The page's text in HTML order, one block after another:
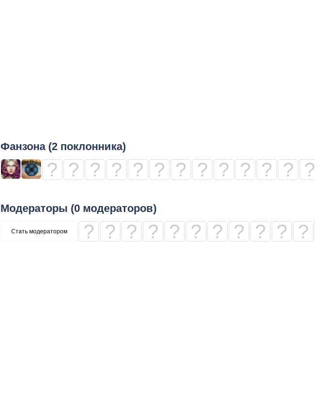
Фанзона (2 поклонника)
? ? ? ? ? ? ? ? ? ? ? ? ?
Модераторы (0 модераторов)
Стать модератором ? ? ? ? ? ? ? ? ? ? ?